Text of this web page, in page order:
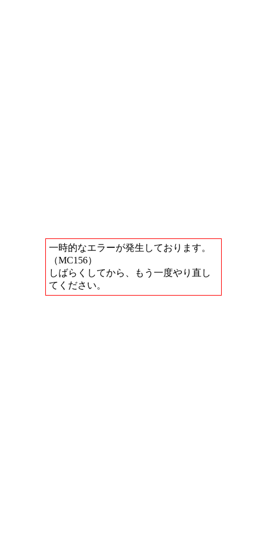
一時的なエラーが発生しております。
（MC156）
しばらくしてから、もう一度やり直し
てください。